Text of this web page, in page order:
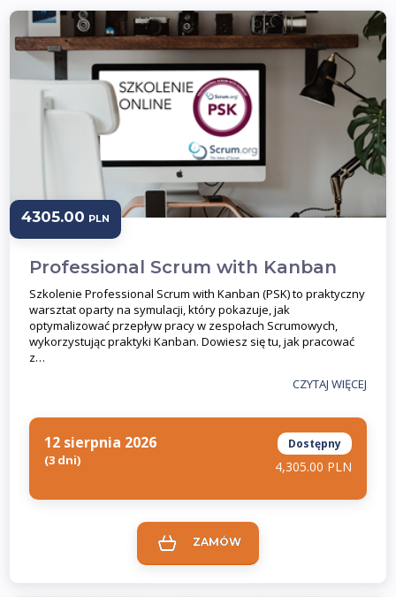
Professional Scrum with Kanban
Szkolenie Professional Scrum with Kanban (PSK) to praktyczny
warsztat oparty na symulacji, który pokazuje, jak
optymalizować przepływ pracy w zespołach Scrumowych,
wykorzystując praktyki Kanban. Dowiesz się tu, jak pracować
z…
CZYTAJ WIĘCEJ
12 sierpnia 2026
(3 dni)
Dostępny
4,305.00 PLN
4305.00 PLN
ZAMÓW